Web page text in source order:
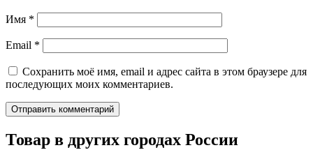
Имя *
Email *
Сохранить моё имя, email и адрес сайта в этом браузере для
последующих моих комментариев.
Товар в других городах России